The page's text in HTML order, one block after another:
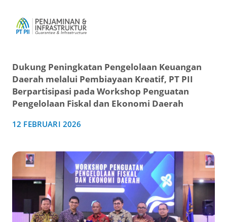
Dukung Peningkatan Pengelolaan Keuangan
Daerah melalui Pembiayaan Kreatif, PT PII
Berpartisipasi pada Workshop Penguatan
Pengelolaan Fiskal dan Ekonomi Daerah
12 FEBRUARI 2026